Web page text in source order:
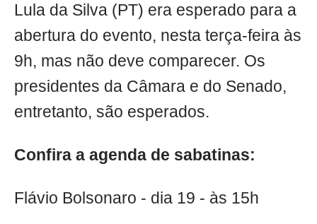
Lula da Silva (PT) era esperado para a
abertura do evento, nesta terça-feira às
9h, mas não deve comparecer. Os
presidentes da Câmara e do Senado,
entretanto, são esperados.
Confira a agenda de sabatinas:
Flávio Bolsonaro - dia 19 - às 15h